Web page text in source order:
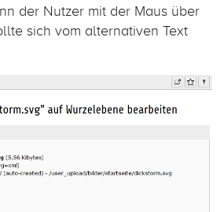
der Nutzer mit der Maus über
sich vom alternativen Text